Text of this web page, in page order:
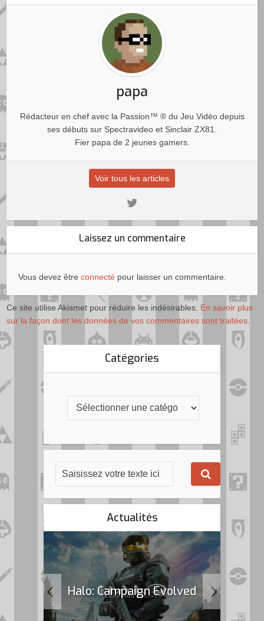
papa
Rédacteur en chef avec la Passion™ ® du Jeu Vidéo depuis
ses débuts sur Spectravideo et Sinclair ZX81.
Fier papa de 2 jeunes gamers.
Voir tous les articles
Laissez un commentaire
Vous devez êtreconnecté pour laisser un commentaire.
Ce site utilise Akismet pour réduire les indésirables. En savoir plus
sur la façon dont les données de vos commentaires sont traitées
Catégories
Actualités
Halo: Campaign Evolved